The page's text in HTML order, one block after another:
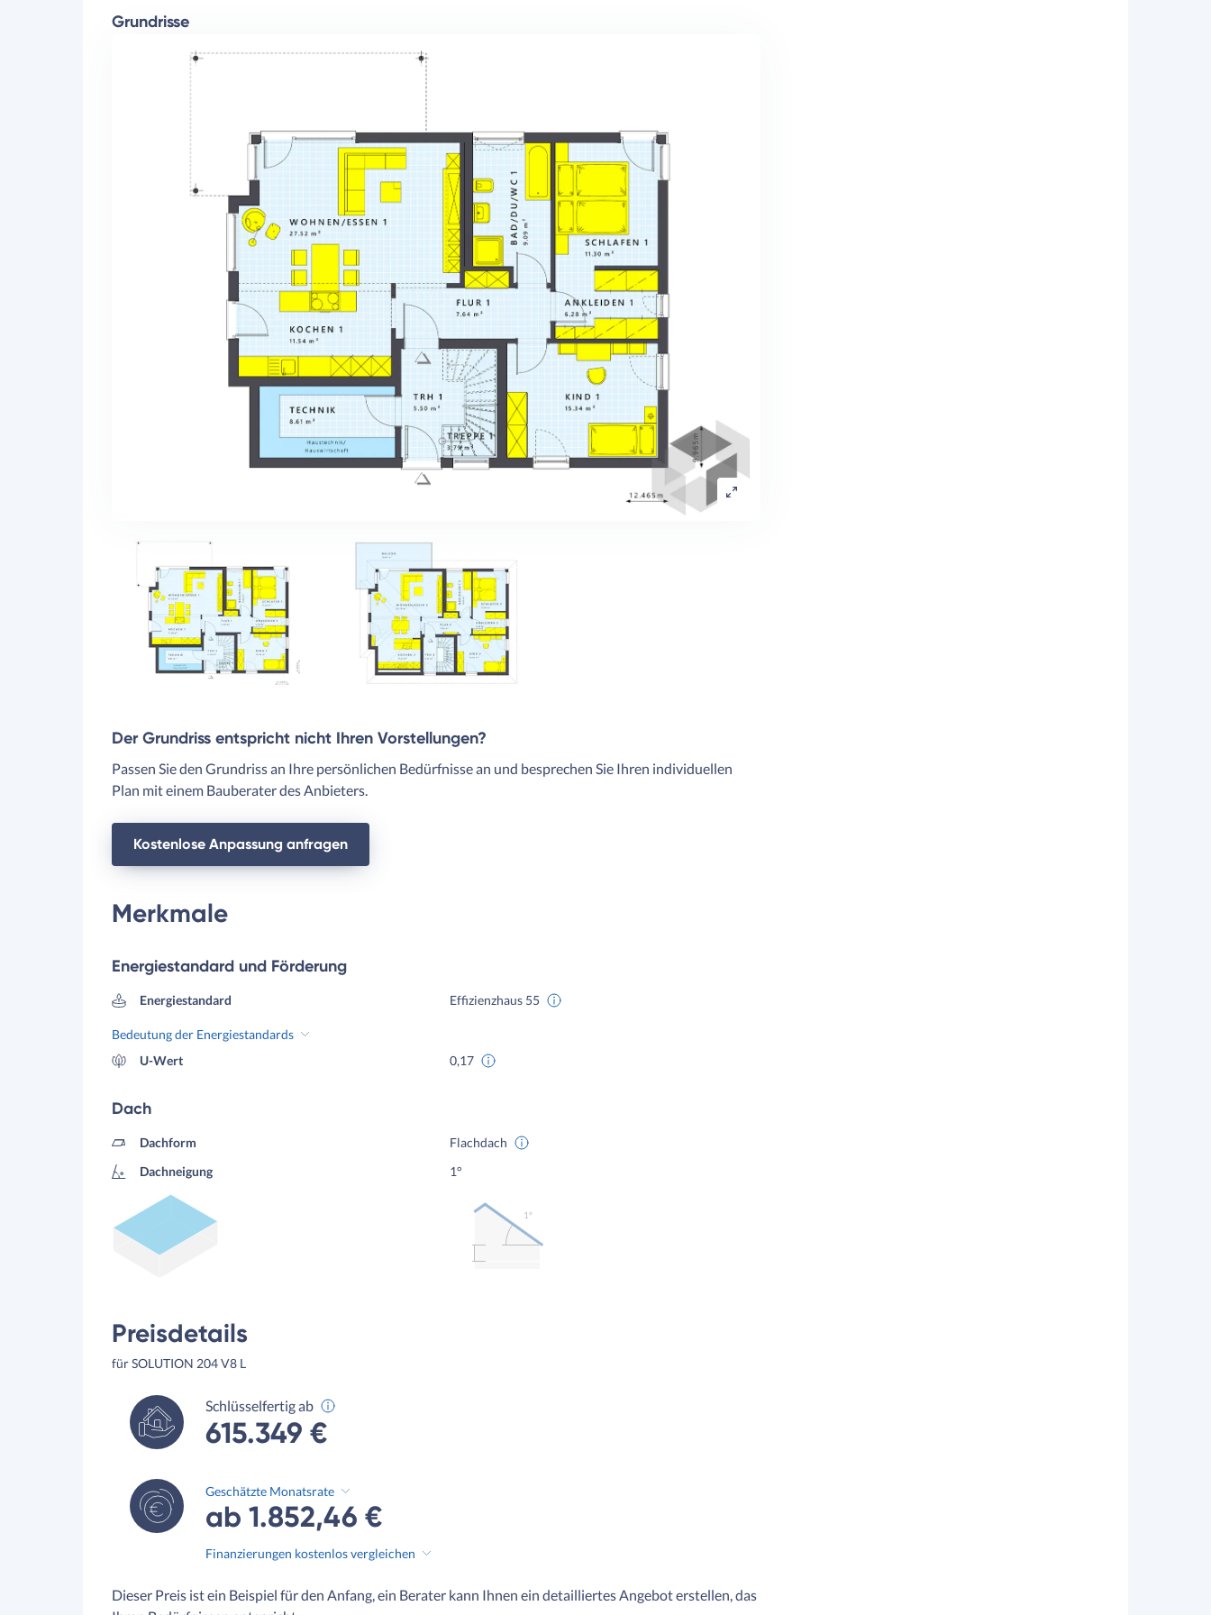
Grundrisse
Der Grundriss entspricht nicht Ihren Vorstellungen?
Passen Sie den Grundriss an Ihre persönlichen Bedürfnisse an und besprechen Sie Ihren individuellen
Plan mit einem Bauberater des Anbieters.
Kostenlose Anpassung anfragen
Merkmale
Energiestandard und Förderung
Energiestandard Effizienzhaus 55
Bedeutung der Energiestandards
U-Wert
0,17
Dach
Dachform
Flachdach
Dachneigung
1°
1º
Preisdetails
für SOLUTION 204 V8 L
Schlüsselfertig ab
615.349 €
Geschätzte Monatsrate
ab 1.852,46 €
Finanzierungen kostenlos vergleichen
Dieser Preis ist ein Beispiel für den Anfang, ein Berater kann Ihnen ein detailliertes Angebot erstellen, das